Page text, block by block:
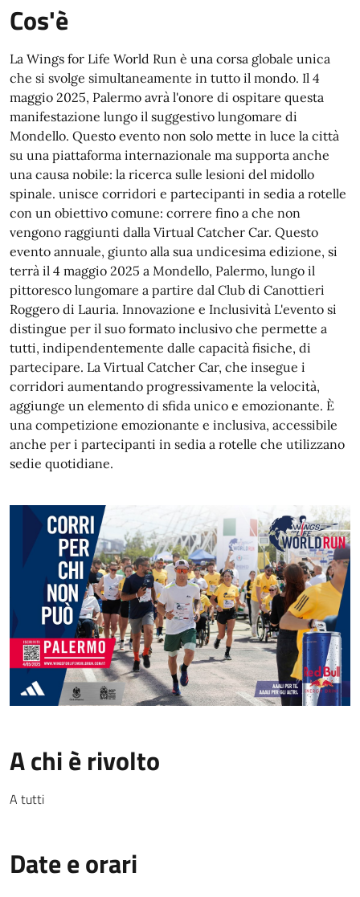
Cos'è
La Wings for Life World Run è una corsa globale unica
che si svolge simultaneamente in tutto il mondo. Il 4
maggio 2025, Palermo avrà l'onore di ospitare questa
manifestazione lungo il suggestivo lungomare di
Mondello. Questo evento non solo mette in luce la città
su una piattaforma internazionale ma supporta anche
una causa nobile: la ricerca sulle lesioni del midollo
spinale. unisce corridori e partecipanti in sedia a rotelle
con un obiettivo comune: correre fino a che non
vengono raggiunti dalla Virtual Catcher Car. Questo
evento annuale, giunto alla sua undicesima edizione, si
terrà il 4 maggio 2025 a Mondello, Palermo, lungo il
pittoresco lungomare a partire dal Club di Canottieri
Roggero di Lauria. Innovazione e Inclusività L'evento si
distingue per il suo formato inclusivo che permette a
tutti, indipendentemente dalle capacità fisiche, di
partecipare. La Virtual Catcher Car, che insegue i
corridori aumentando progressivamente la velocità,
aggiunge un elemento di sfida unico e emozionante. È
una competizione emozionante e inclusiva, accessibile
anche per i partecipanti in sedia a rotelle che utilizzano
sedie quotidiane.
A chi è rivolto
A tutti
Date e orari